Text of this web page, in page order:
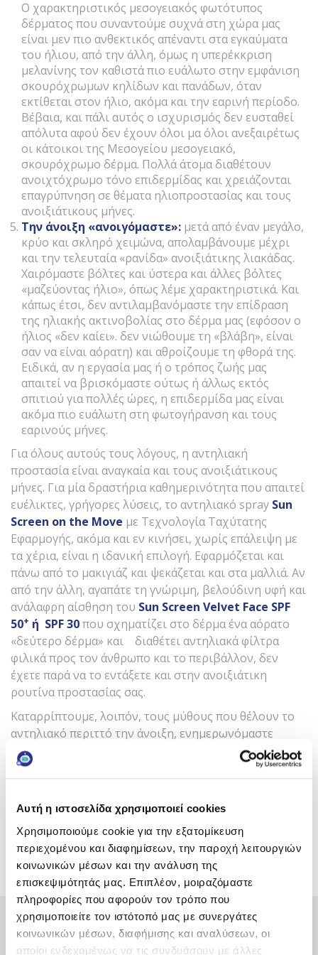
Αυτή η ιστοσελίδα χρησιμοποιεί cookies
Χρησιμοποιούμε cookie για την εξατομίκευση
περιεχομένου και διαφημίσεων, την παροχή λειτουργιών
κοινωνικών μέσων και την ανάλυση της
επισκεψιμότητάς μας. Επιπλέον, μοιραζόμαστε
πληροφορίες που αφορούν τον τρόπο που
χρησιμοποιείτε τον ιστότοπό μας με συνεργάτες
κοινωνικών μέσων, διαφήμισης και αναλύσεων, οι
οποίοι ενδεχομένως να τις συνδυάσουν με άλλες
Ο χαρακτηριστικός μεσογειακός φωτότυπος
δέρματος που συναντούμε συχνά στη χώρα μας
είναι μεν πιο ανθεκτικός απέναντι στα εγκαύματα
του ήλιου, από την άλλη, όμως η υπερέκκριση
μελανίνης τον καθιστά πιο ευάλωτο στην εμφάνιση
σκουρόχρωμων κηλίδων και πανάδων, όταν
εκτίθεται στον ήλιο, ακόμα και την εαρινή περίοδο.
Βέβαια, και πάλι αυτός ο ισχυρισμός δεν ευσταθεί
απόλυτα αφού δεν έχουν όλοι μα όλοι ανεξαιρέτως
οι κάτοικοι της Μεσογείου μεσογειακό,
σκουρόχρωμο δέρμα. Πολλά άτομα διαθέτουν
ανοιχτόχρωμο τόνο επιδερμίδας και χρειάζονται
επαγρύπνηση σε θέματα ηλιοπροστασίας και τους
ανοιξιάτικους μήνες.
Την άνοιξη «ανοιγόμαστε»: μετά από έναν μεγάλο,
κρύο και σκληρό χειμώνα, απολαμβάνουμε μέχρι
και την τελευταία «ρανίδα» ανοιξιάτικης λιακάδας.
Χαιρόμαστε βόλτες και ύστερα και άλλες βόλτες
«μαζεύοντας ήλιο», όπως λέμε χαρακτηριστικά. Και
κάπως έτσι, δεν αντιλαμβανόμαστε την επίδραση
της ηλιακής ακτινοβολίας στο δέρμα μας (εφόσον ο
ήλιος «δεν καίει». δεν νιώθουμε τη «βλάβη», είναι
σαν να είναι αόρατη) και αθροίζουμε τη φθορά της.
Ειδικά, αν η εργασία μας ή ο τρόπος ζωής μας
απαιτεί να βρισκόμαστε ούτως ή άλλως εκτός
σπιτιού για πολλές ώρες, η επιδερμίδα μας είναι
ακόμα πιο ευάλωτη στη φωτογήρανση και τους
εαρινούς μήνες.
Για όλους αυτούς τους λόγους, η αντηλιακή
προστασία είναι αναγκαία και τους ανοιξιάτικους
μήνες. Για μία δραστήρια καθημερινότητα που απαιτεί
ευέλικτες, γρήγορες λύσεις, το αντηλιακό spray Sun
Screen on the Move με Τεχνολογία Ταχύτατης
Εφαρμογής, ακόμα και εν κινήσει, χωρίς επάλειψη με
τα χέρια, είναι η ιδανική επιλογή. Εφαρμόζεται και
πάνω από το μακιγιάζ και ψεκάζεται και στα μαλλιά. Αν
από την άλλη, αγαπάτε τη γνώριμη, βελούδινη υφή και
ανάλαφρη αίσθηση του Sun Screen Velvet Face SPF
50+ ή SPF30που σχηματίζει στο δέρμα ένα αόρατο
«δεύτερο δέρμα» και διαθέτει αντηλιακά φίλτρα
φιλικά προς τον άνθρωπο και το περιβάλλον, δεν
έχετε παρά να το εντάξετε και στην ανοιξιάτικη
ρουτίνα προστασίας σας.
Καταρρίπτουμε, λοιπόν, τους μύθους που θέλουν το
αντηλιακό περιττό την άνοιξη, ενημερωνόμαστε
σωστά, έγκαιρα και αξιόπιστα-ρωτώντας και τον
δερματολόγο μας για τη spring sun protection
ταιριάζει στις ανάγκες και τις προτιμήσεις μας και
χαιρόμαστε τις πρώτες ηλιόλουστες μέρες της σεζόν
με την ξεγνοιασιά που φέρνει η λιακάδα αλλά και… η
σιγουριά πως στα πρώτα χάδια του ήλιου, το δέρμα
μας είναι σε καλά χέρια.
You'll also enjoy this!
Πονοκέφαλος από τον Ήλιο:
Συνήθειες που τον
Κάνε εγγραφή στο newsletter
της FREZYDERM και κέρδισε!
Με την εγγραφή σου θα λαμβάνεις